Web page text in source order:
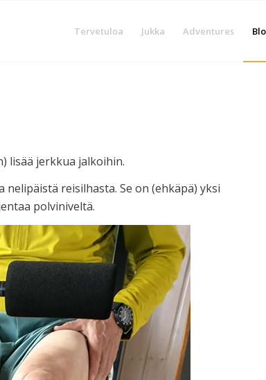
Tervetuloa Jukka Adventures
lisää jerkkua jalkoihin.
reisilhasta. Se on (ehkäpä) yksi
polviniveltä.